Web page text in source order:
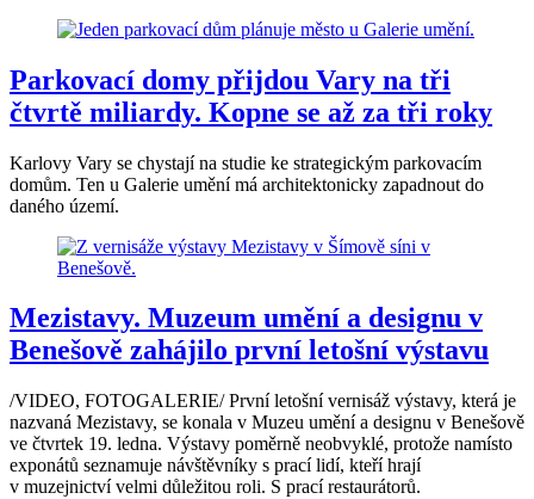
Parkovací domy přijdou Vary na tři
čtvrtě miliardy. Kopne se až za tři roky
Karlovy Vary se chystají na studie ke strategickým parkovacím
domům. Ten u Galerie umění má architektonicky zapadnout do
daného území.
Mezistavy. Muzeum umění a designu v
Benešově zahájilo první letošní výstavu
/VIDEO, FOTOGALERIE/ První letošní vernisáž výstavy, která je
nazvaná Mezistavy, se konala v Muzeu umění a designu v Benešově
ve čtvrtek 19. ledna. Výstavy poměrně neobvyklé, protože namísto
exponátů seznamuje návštěvníky s prací lidí, kteří hrají
v muzejnictví velmi důležitou roli. S prací restaurátorů.